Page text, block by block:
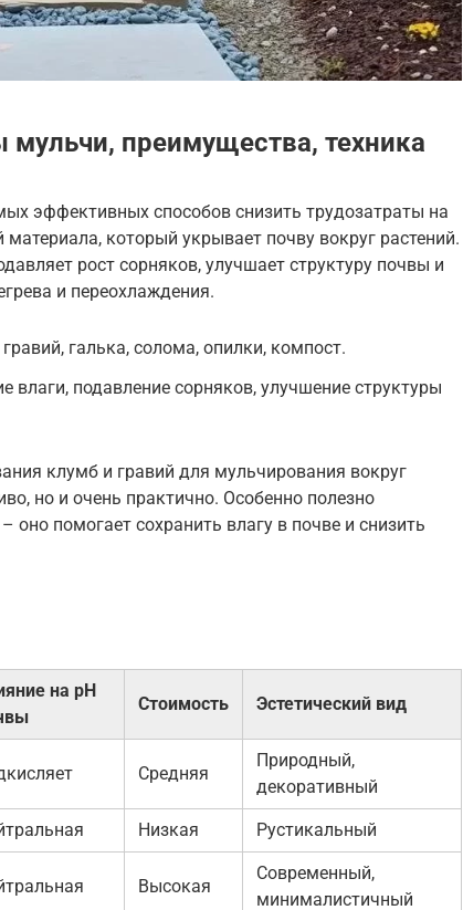
преимущества, техника
эффективных способов снизить трудозатраты на
который укрывает почву вокруг растений.
рост сорняков, улучшает структуру почвы и
и переохлаждения.
галька, солома, опилки, компост.
влаги, подавление сорняков, улучшение структуры
клумб и гравий для мульчирования вокруг
но и очень практично. Особенно полезно
помогает сохранить влагу в почве и снизить
на pH
Стоимость Эстетический вид
Средняя
Природный,
декоративный
Низкая Рустикальный
Высокая
Современный,
минималистичный